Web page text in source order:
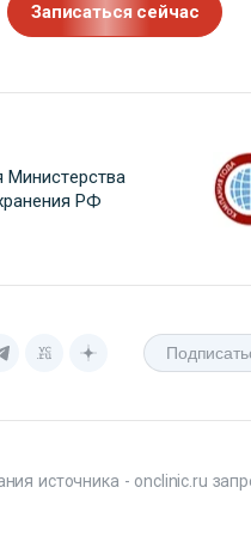
Записаться сейчас
Министерства
РФ
источника - onclinic.ru